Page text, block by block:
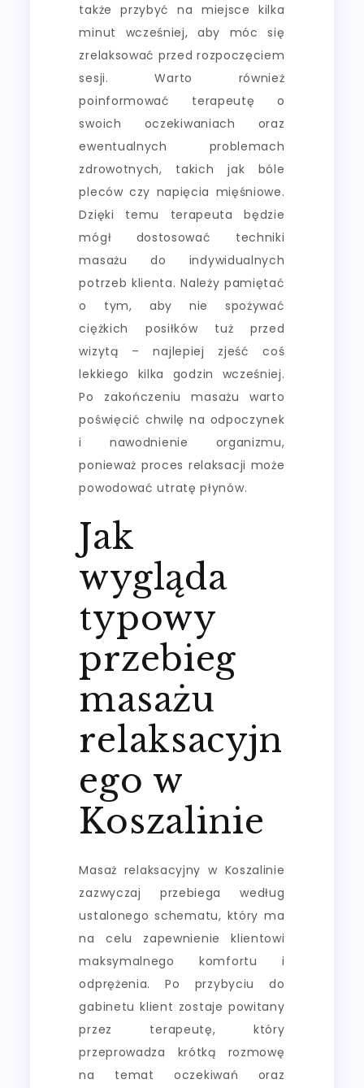
także przybyć na miejsce kilka
minut wcześniej, aby móc się
zrelaksować przed rozpoczęciem
sesji. Warto również
poinformować terapeutę o
swoich oczekiwaniach oraz
ewentualnych problemach
zdrowotnych, takich jak bóle
pleców czy napięcia mięśniowe.
Dzięki temu terapeuta będzie
mógł dostosować techniki
masażu do indywidualnych
potrzeb klienta. Należy pamiętać
o tym, aby nie spożywać
ciężkich posiłków tuż przed
wizytą – najlepiej zjeść coś
lekkiego kilka godzin wcześniej.
Po zakończeniu masażu warto
poświęcić chwilę na odpoczynek
i nawodnienie organizmu,
ponieważ proces relaksacji może
powodować utratę płynów.
Jak
wygląda
typowy
przebieg
masażu
relaksacyjn
ego w
Koszalinie
Masaż relaksacyjny w Koszalinie
zazwyczaj przebiega według
ustalonego schematu, który ma
na celu zapewnienie klientowi
maksymalnego komfortu i
odprężenia. Po przybyciu do
gabinetu klient zostaje powitany
przez terapeutę, który
przeprowadza krótką rozmowę
na temat oczekiwań oraz